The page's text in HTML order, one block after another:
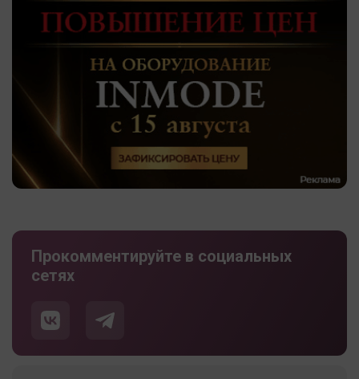
Прокомментируйте в социальных
сетях